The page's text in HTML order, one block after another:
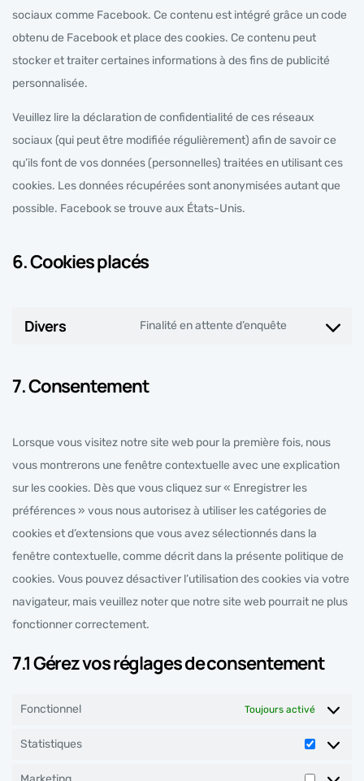
sociaux comme Facebook. Ce contenu est intégré grâce un code
obtenu de Facebook et place des cookies. Ce contenu peut
stocker et traiter certaines informations à des fins de publicité
personnalisée.
Veuillez lire la déclaration de confidentialité de ces réseaux
sociaux (qui peut être modifiée régulièrement) afin de savoir ce
qu’ils font de vos données (personnelles) traitées en utilisant ces
cookies. Les données récupérées sont anonymisées autant que
possible. Facebook se trouve aux États-Unis.
6. Cookies placés
Divers Finalité en attente d’enquête
7. Consentement
Lorsque vous visitez notre site web pour la première fois, nous
vous montrerons une fenêtre contextuelle avec une explication
sur les cookies. Dès que vous cliquez sur « Enregistrer les
préférences » vous nous autorisez à utiliser les catégories de
cookies et d’extensions que vous avez sélectionnés dans la
fenêtre contextuelle, comme décrit dans la présente politique de
cookies. Vous pouvez désactiver l’utilisation des cookies via votre
navigateur, mais veuillez noter que notre site web pourrait ne plus
fonctionner correctement.
7.1 Gérez vos réglages de consentement
Fonctionnel Toujours activé
Statistiques